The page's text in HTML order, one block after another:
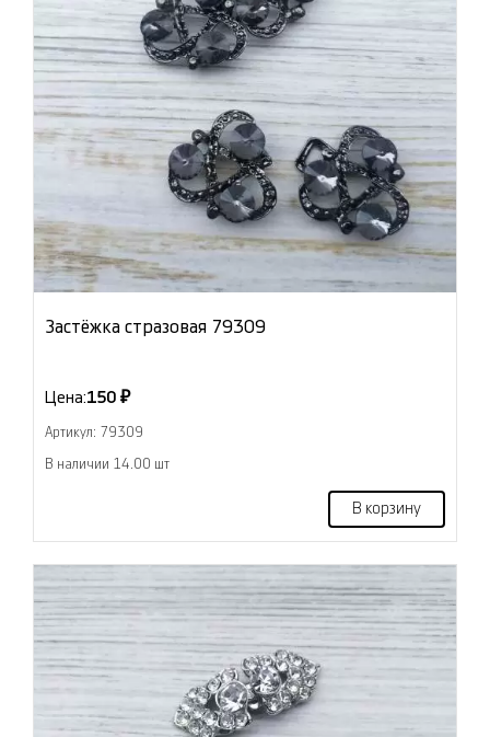
Застёжка стразовая 79309
Цена:150 ₽
Артикул: 79309
В наличии 14.00 шт
В корзину